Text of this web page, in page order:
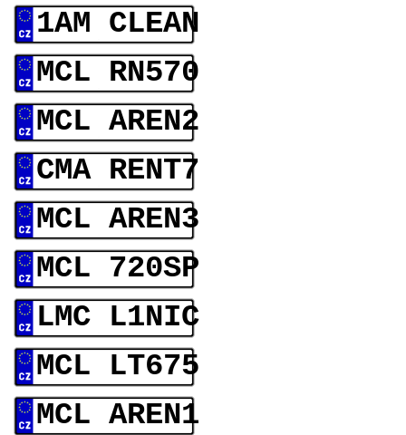
1AM CLEAN
MCL RN570
MCL AREN2
CMA RENT7
MCL AREN3
MCL 720SP
LMC L1NIC
MCL LT675
MCL AREN1